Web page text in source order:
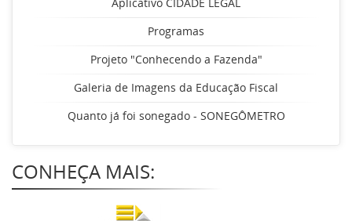
Programas
Projeto "Conhecendo a Fazenda"
Galeria de Imagens da Educação Fiscal
Quanto já foi sonegado - SONEGÔMETRO
CONHEÇA MAIS: